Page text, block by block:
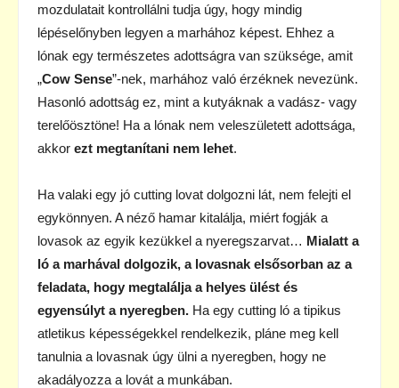
mozdulatait kontrollálni tudja úgy, hogy mindig
lépéselőnyben legyen a marhához képest. Ehhez a
lónak egy természetes adottságra van szüksége, amit
„Cow Sense”-nek, marhához való érzéknek nevezünk.
Hasonló adottság ez, mint a kutyáknak a vadász- vagy
terelőösztöne! Ha a lónak nem veleszületett adottsága,
akkor ezt megtanítani nem lehet.
Ha valaki egy jó cutting lovat dolgozni lát, nem felejti el
egykönnyen. A néző hamar kitalálja, miért fogják a
lovasok az egyik kezükkel a nyeregszarvat… Mialatt a
ló a marhával dolgozik, a lovasnak elsősorban az a
feladata, hogy megtalálja a helyes ülést és
egyensúlyt a nyeregben. Ha egy cutting ló a tipikus
atletikus képességekkel rendelkezik, pláne meg kell
tanulnia a lovasnak úgy ülni a nyeregben, hogy ne
akadályozza a lovát a munkában.